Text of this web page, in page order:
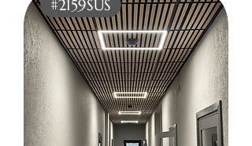
#2159SUS